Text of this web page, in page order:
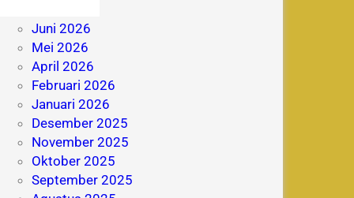
Juni 2026
Mei 2026
April 2026
Februari 2026
Januari 2026
Desember 2025
November 2025
Oktober 2025
September 2025